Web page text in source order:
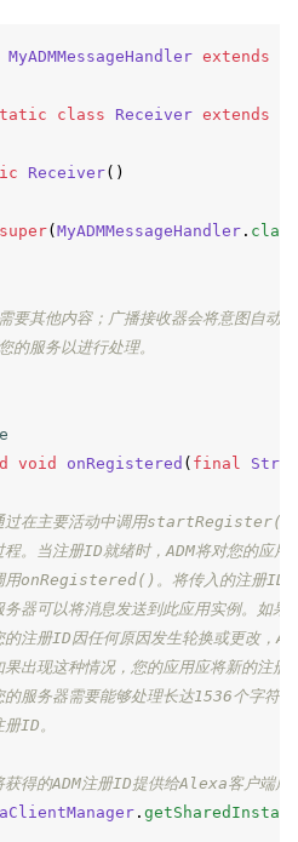
MyADMMessageHandler extends
class Receiver extends
Receiver()
super( MyADMMessageHandler . class
其他内容；广播接收器会将意图自动
服务以进行处理。
void onRegistered ( final
在主要活动中调用startRegister()
。当注册ID就绪时，ADM将对您的应用
onRegistered()。将传入的注册ID传
器可以将消息发送到此应用实例。如果
注册ID因任何原因发生轮换或更改，
出现这种情况，您的应用应将新的注册
服务器需要能够处理长达1536个字符的
ID。
得的ADM注册ID提供给Alexa客户端库
.